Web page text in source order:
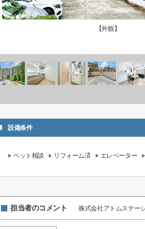
【外観】
設備条件
ペット相談 リフォーム済 エレベーター
担当者のコメント 株式会社アトムステー